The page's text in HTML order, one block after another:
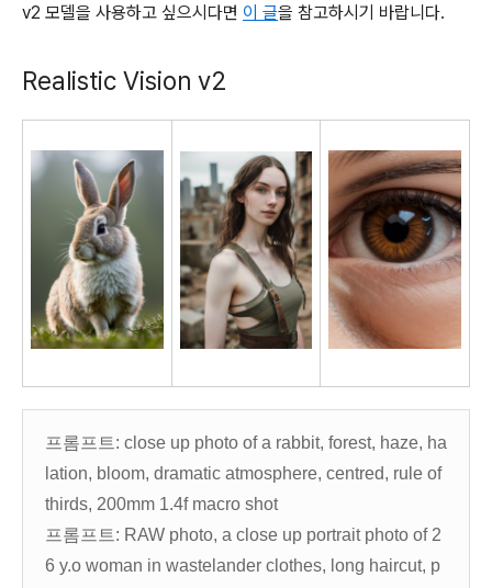
v2 모델을 사용하고 싶으시다면 이 글을 참고하시기 바랍니다.
Realistic Vision v2
프롬프트: close up photo of a rabbit, forest, haze, ha
lation, bloom, dramatic atmosphere, centred, rule of
thirds, 200mm 1.4f macro shot
프롬프트: RAW photo, a close up portrait photo of 2
6 y.o woman in wastelander clothes, long haircut, p